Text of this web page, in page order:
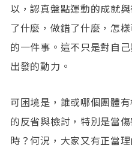
以，認真盤點運動的成就
了什麼，做錯了什麼，怎
的一件事。這不只是對自
出發的動力。
可困境是，誰或哪個團體
的反省與檢討，特別是當
時？何況，大家又有正當